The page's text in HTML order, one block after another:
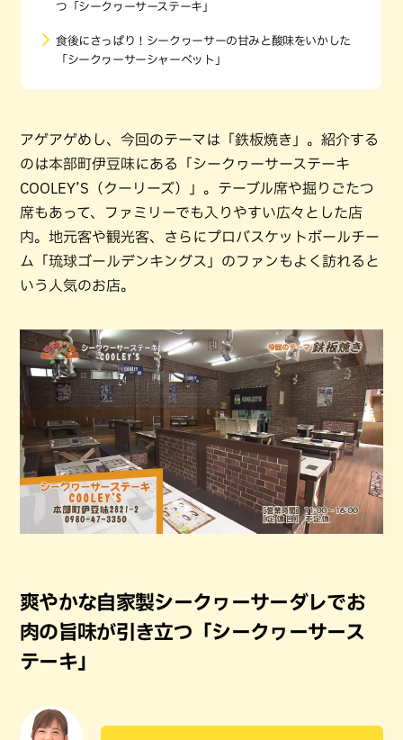
つ「シークヮーサーステーキ」
食後にさっぱり！シークヮーサーの甘みと酸味をいかした
「シークヮーサーシャーベット」
アゲアゲめし、今回のテーマは「鉄板焼き」。紹介する
のは本部町伊豆味にある「シークヮーサーステーキ
COOLEY’S（クーリーズ）」。テーブル席や掘りごたつ
席もあって、ファミリーでも入りやすい広々とした店
内。地元客や観光客、さらにプロバスケットボールチー
ム「琉球ゴールデンキングス」のファンもよく訪れると
いう人気のお店。
爽やかな自家製シークヮーサーダレでお
肉の旨味が引き立つ「シークヮーサース
テーキ」